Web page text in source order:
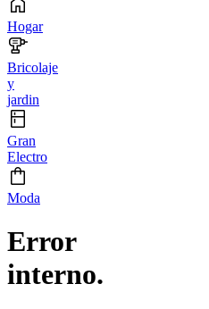
Hogar
Bricolaje
y
jardin
Gran
Electro
Moda
Error
interno.